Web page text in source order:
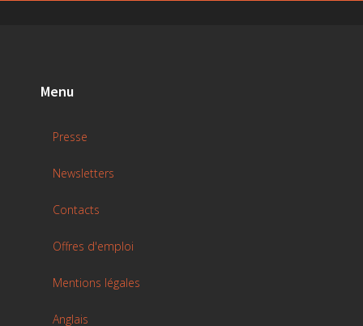
Menu
Presse
Newsletters
Contacts
Offres d'emploi
Mentions légales
Anglais